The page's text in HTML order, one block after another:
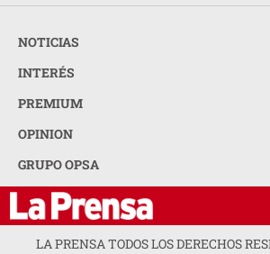
NOTICIAS
INTERÉS
PREMIUM
OPINION
GRUPO OPSA
LA PRENSA TODOS LOS DERECHOS